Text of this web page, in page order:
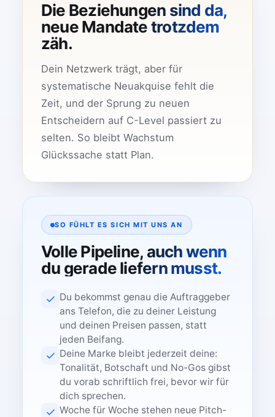
Die Beziehungen sind da,
neue Mandate trotzdem
zäh.
Dein Netzwerk trägt, aber für
systematische Neuakquise fehlt die
Zeit, und der Sprung zu neuen
Entscheidern auf C-Level passiert zu
selten. So bleibt Wachstum
Glückssache statt Plan.
SO FÜHLT ES SICH MIT UNS AN
Volle Pipeline, auch wenn
du gerade liefern musst.
Du bekommst genau die Auftraggeber
ans Telefon, die zu deiner Leistung
und deinen Preisen passen, statt
jeden Beifang.
Deine Marke bleibt jederzeit deine:
Tonalität, Botschaft und No-Gos gibst
du vorab schriftlich frei, bevor wir für
dich sprechen.
Woche für Woche stehen neue Pitch-